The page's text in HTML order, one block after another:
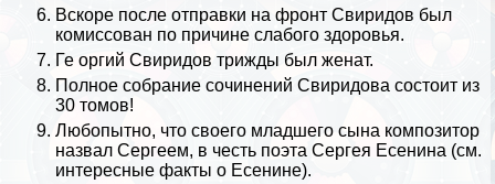
Вскоре после отправки на фронт Свиридов был
комиссован по причине слабого здоровья.
Ге opгий Свиридов трижды был женат.
Полное собрание сочинений Свиридова состоит из
30 томов!
Любопытно, что своего младшего сына композитор
назвал Сергеем, в честь поэта Сергея Есенина (см.
интересные факты о Есенине).